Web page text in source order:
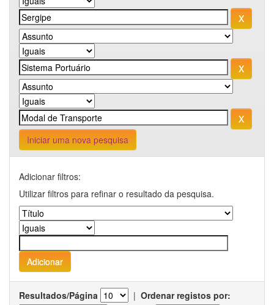
Iniciar uma nova pesquisa
Adicionar filtros:
Utilizar filtros para refinar o resultado da pesquisa.
Resultados/Página | Ordenar registos por: